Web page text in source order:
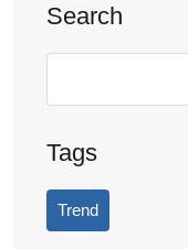
Search
Tags
Trend